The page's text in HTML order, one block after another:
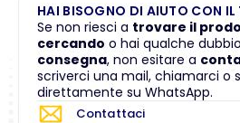
HAI BISOGNO DI AIUTO CON IL
Se non riesci a trovare il
cercando o hai qualche
consegna, non esitare a
scriverci una mail, chiamarci o
direttamente su WhatsApp.
Contattaci